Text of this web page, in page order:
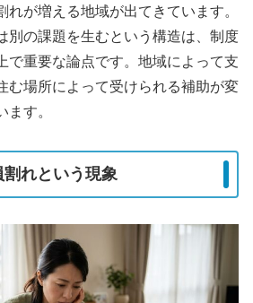
れが増える地域が出てきています。
別の課題を生むという構造は、制度
で重要な論点です。地域によって支
む場所によって受けられる補助が変
ます。
れという現象